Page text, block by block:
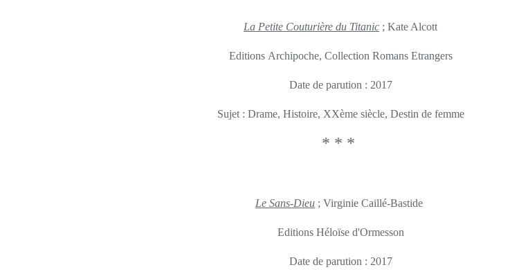
La Petite Couturière du Titanic ; Kate Alcott
Editions Archipoche, Collection Romans Etrangers
Date de parution : 2017
Sujet : Drame, Histoire, XXème siècle, Destin de femme
* * *
Le Sans-Dieu ; Virginie Caillé-Bastide
Editions Héloïse d'Ormesson
Date de parution : 2017